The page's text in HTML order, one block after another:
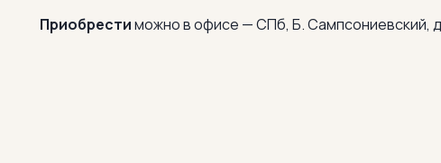
Приобрестиможно в офисе — СПб, Б. Сампсониевский,